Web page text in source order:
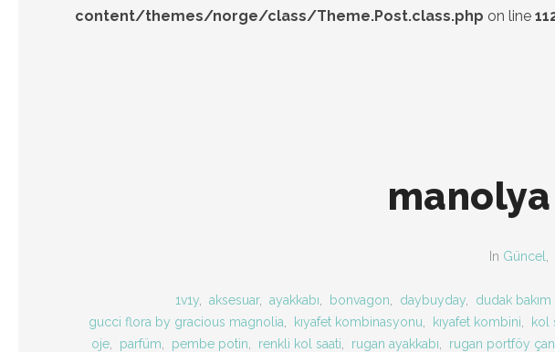
content/themes/norge/class/Theme.Post.class.php on line
In Güncel
1v1y, aksesuar, ayakkabı bonvagon daybuyday, dudak
gucci flora by gracious magnolia
kıyafet kombinasyonu kıyafet kombini kol
oje
parfüm pembe potin renkli kol saati rugan ayakkabı rugan portföy